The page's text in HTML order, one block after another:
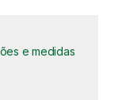
e medidas